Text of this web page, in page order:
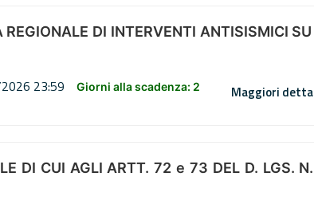
DI INTERVENTI ANTISISMICI
23:59 Giorni alla scadenza: 2 Maggiori
DI CUI AGLI ARTT. 72 e 73 DEL D. LGS.